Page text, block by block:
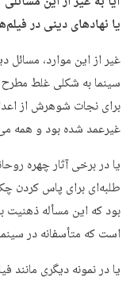
یا نهادهای دینی در
غیر از این موارد،
سینما به شکلی غلط مطرح
برای نجات شوهرش از
غیرعمد شده بود و همه
یا در برخی آثار چهره
طلبه‌ای برای پاس کردن
بود که این مسأله ذهنیت
است که متأسفانه در
یا در نمونه دیگری مانند